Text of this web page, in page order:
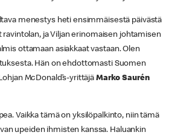
menestys heti ensimmäisestä päivästä
ravintolan, ja Viljan erinomaisen johtamisen
ottamaan asiakkaat vastaan. Olen
Hän on ehdottomasti Suomen
McDonald’s-yrittäjä Marko Saurén
Vaikka tämä on yksilöpalkinto, niin tämä
upeiden ihmisten kanssa. Haluankin